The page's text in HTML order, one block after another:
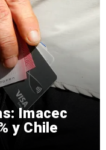
Imacec
y Chile